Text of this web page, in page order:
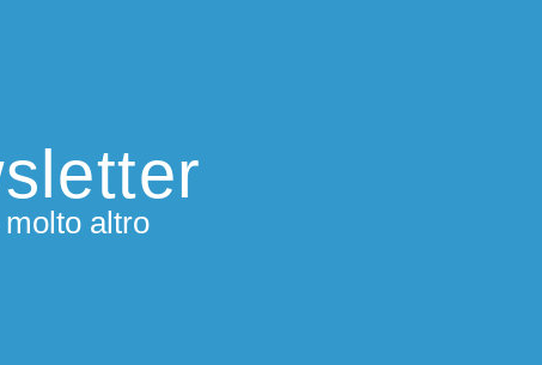
altro